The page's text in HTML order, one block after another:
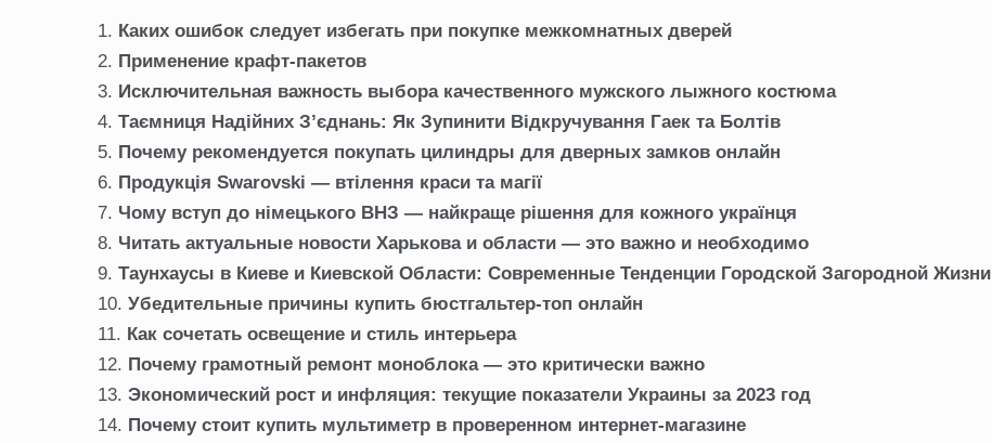
Каких ошибок следует избегать при покупке межкомнатных дверей
Применение крафт-пакетов
Исключительная важность выбора качественного мужского лыжного костюма
Таємниця Надійних З’єднань: Як Зупинити Відкручування Гаек та Болтів
Почему рекомендуется покупать цилиндры для дверных замков онлайн
Продукція Swarovski — втілення краси та магії
Чому вступ до німецького ВНЗ — найкраще рішення для кожного українця
Читать актуальные новости Харькова и области — это важно и необходимо
Таунхаусы в Киеве и Киевской Области: Современные Тенденции Городской Загородной Жизни
Убедительные причины купить бюстгальтер-топ онлайн
Как сочетать освещение и стиль интерьера
Почему грамотный ремонт моноблока — это критически важно
Экономический рост и инфляция: текущие показатели Украины за 2023 год
Почему стоит купить мультиметр в проверенном интернет-магазине